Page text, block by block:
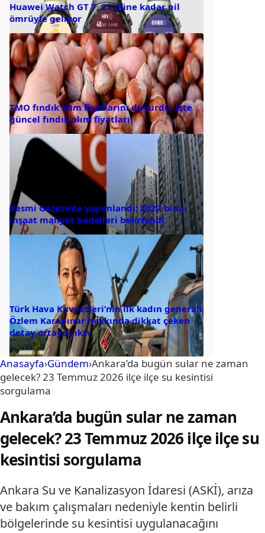
Huawei Watch GT 7, 21 güne kadar pil
ömrüyle geliyor
TMO fındık alım fiyatlarını duyurdu: İşte
güncel fındık alım fiyatları
Resmi Gazete’de yayımlandı: 2027 bina
inşaat maliyet bedelleri belirlendi
Türk Hava Kuvvetleri’nin ilk kadın generali
Özlem Karapınar hakkında dikkat çeken
detay ortaya çıktı
Anasayfa›Gündem›Ankara’da bugün sular ne zaman
gelecek? 23 Temmuz 2026 ilçe ilçe su kesintisi
sorgulama
Ankara’da bugün sular ne zaman
gelecek? 23 Temmuz 2026 ilçe ilçe su
kesintisi sorgulama
Ankara Su ve Kanalizasyon İdaresi (ASKİ), arıza
ve bakım çalışmaları nedeniyle kentin belirli
bölgelerinde su kesintisi uygulanacağını